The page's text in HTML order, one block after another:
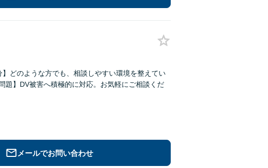
どのような方でも、相談しやすい環境を整えてい
題】DV被害へ積極的に対応。お気軽にご相談くだ
メールでお問い合わせ